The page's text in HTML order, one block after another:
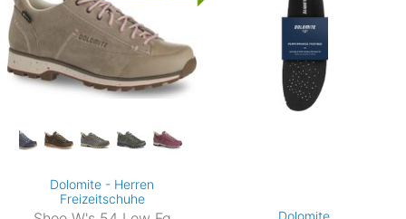
Dolomite - Herren
Freizeitschuhe